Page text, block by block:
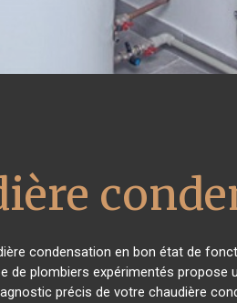
condensation en bon état de
de plombiers expérimentés propose
précis de votre chaudière